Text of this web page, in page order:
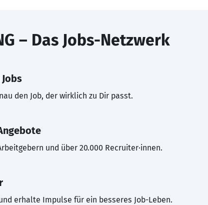
– Das Jobs-Netzwerk
den Job, der wirklich zu Dir passt.
und über 20.000 Recruiter·innen.
erhalte Impulse für ein besseres Job-Leben.